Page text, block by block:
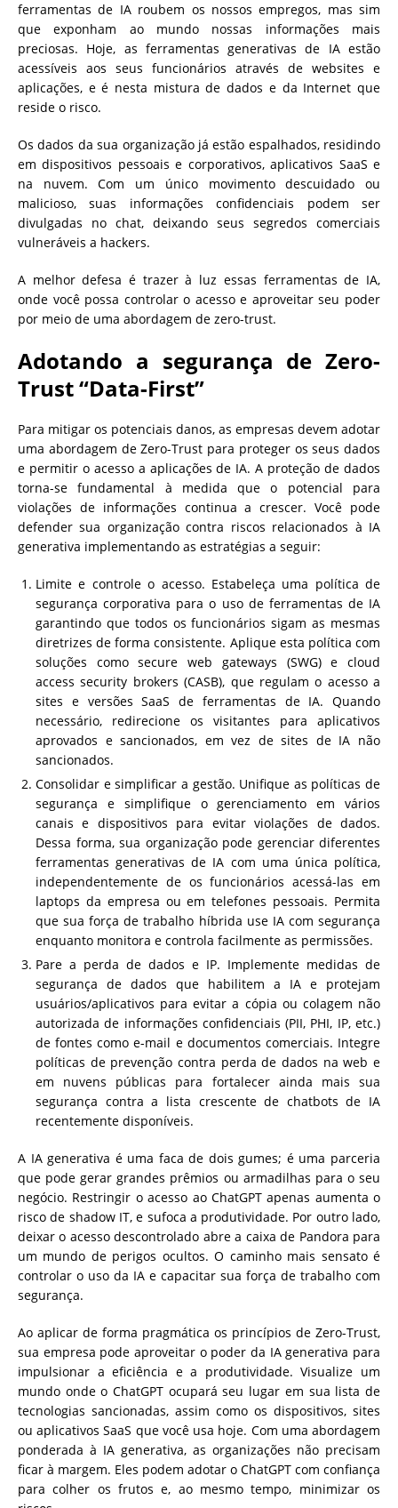
ferramentas de IA roubem os nossos empregos, mas sim
que exponham ao mundo nossas informações mais
preciosas. Hoje, as ferramentas generativas de IA estão
acessíveis aos seus funcionários através de websites e
aplicações, e é nesta mistura de dados e da Internet que
reside o risco.
Os dados da sua organização já estão espalhados, residindo
em dispositivos pessoais e corporativos, aplicativos SaaS e
na nuvem. Com um único movimento descuidado ou
malicioso, suas informações confidenciais podem ser
divulgadas no chat, deixando seus segredos comerciais
vulneráveis a hackers.
A melhor defesa é trazer à luz essas ferramentas de IA,
onde você possa controlar o acesso e aproveitar seu poder
por meio de uma abordagem de zero-trust.
Adotando a segurança de Zero-
Trust “Data-First”
Para mitigar os potenciais danos, as empresas devem adotar
uma abordagem de Zero-Trust para proteger os seus dados
e permitir o acesso a aplicações de IA. A proteção de dados
torna-se fundamental à medida que o potencial para
violações de informações continua a crescer. Você pode
defender sua organização contra riscos relacionados à IA
generativa implementando as estratégias a seguir:
Limite e controle o acesso. Estabeleça uma política de
segurança corporativa para o uso de ferramentas de IA
garantindo que todos os funcionários sigam as mesmas
diretrizes de forma consistente. Aplique esta política com
soluções como secure web gateways (SWG) e cloud
access security brokers (CASB), que regulam o acesso a
sites e versões SaaS de ferramentas de IA. Quando
necessário, redirecione os visitantes para aplicativos
aprovados e sancionados, em vez de sites de IA não
sancionados.
Consolidar e simplificar a gestão. Unifique as políticas de
segurança e simplifique o gerenciamento em vários
canais e dispositivos para evitar violações de dados.
Dessa forma, sua organização pode gerenciar diferentes
ferramentas generativas de IA com uma única política,
independentemente de os funcionários acessá-las em
laptops da empresa ou em telefones pessoais. Permita
que sua força de trabalho híbrida use IA com segurança
enquanto monitora e controla facilmente as permissões.
Pare a perda de dados e IP. Implemente medidas de
segurança de dados que habilitem a IA e protejam
usuários/aplicativos para evitar a cópia ou colagem não
autorizada de informações confidenciais (PII, PHI, IP, etc.)
de fontes como e-mail e documentos comerciais. Integre
políticas de prevenção contra perda de dados na web e
em nuvens públicas para fortalecer ainda mais sua
segurança contra a lista crescente de chatbots de IA
recentemente disponíveis.
A IA generativa é uma faca de dois gumes; é uma parceria
que pode gerar grandes prêmios ou armadilhas para o seu
negócio. Restringir o acesso ao ChatGPT apenas aumenta o
risco de shadow IT, e sufoca a produtividade. Por outro lado,
deixar o acesso descontrolado abre a caixa de Pandora para
um mundo de perigos ocultos. O caminho mais sensato é
controlar o uso da IA e capacitar sua força de trabalho com
segurança.
Ao aplicar de forma pragmática os princípios de Zero-Trust,
sua empresa pode aproveitar o poder da IA generativa para
impulsionar a eficiência e a produtividade. Visualize um
mundo onde o ChatGPT ocupará seu lugar em sua lista de
tecnologias sancionadas, assim como os dispositivos, sites
ou aplicativos SaaS que você usa hoje. Com uma abordagem
ponderada à IA generativa, as organizações não precisam
ficar à margem. Eles podem adotar o ChatGPT com confiança
para colher os frutos e, ao mesmo tempo, minimizar os